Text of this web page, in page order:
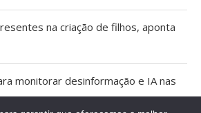
na criação de filhos, aponta
monitorar desinformação e IA nas